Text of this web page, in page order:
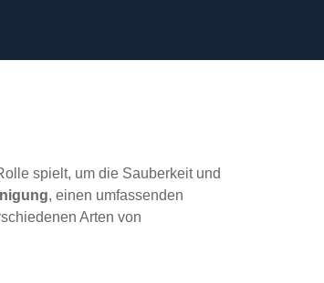
spielt, um die Sauberkeit und
, einen umfassenden
Arten von